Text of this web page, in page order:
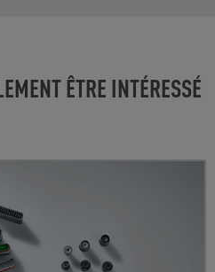
ÊTRE INTÉRESSÉ